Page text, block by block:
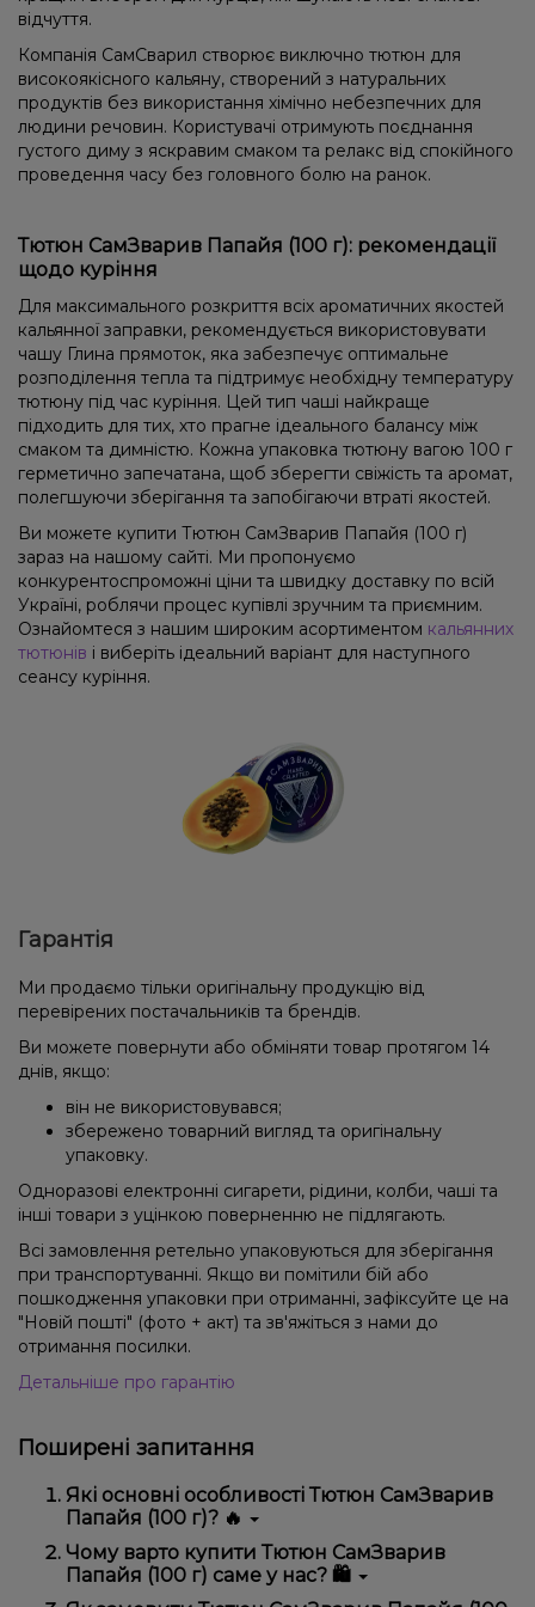
відчуття.
Компанія СамСварил створює виключно тютюн для
високоякісного кальяну, створений з натуральних
продуктів без використання хімічно небезпечних для
людини речовин. Користувачі отримують поєднання
густого диму з яскравим смаком та релакс від спокійного
проведення часу без головного болю на ранок.
Тютюн СамЗварив Папайя (100 г): рекомендації
щодо куріння
Для максимального розкриття всіх ароматичних якостей
кальянної заправки, рекомендується використовувати
чашу Глина прямоток, яка забезпечує оптимальне
розподілення тепла та підтримує необхідну температуру
тютюну під час куріння. Цей тип чаші найкраще
підходить для тих, хто прагне ідеального балансу між
смаком та димністю. Кожна упаковка тютюну вагою 100 г
герметично запечатана, щоб зберегти свіжість та аромат,
полегшуючи зберігання та запобігаючи втраті якостей.
Ви можете купити Тютюн СамЗварив Папайя (100 г)
зараз на нашому сайті. Ми пропонуємо
конкурентоспроможні ціни та швидку доставку по всій
Україні, роблячи процес купівлі зручним та приємним.
Ознайомтеся з нашим широким асортиментом кальянних
тютюнів і виберіть ідеальний варіант для наступного
сеансу куріння.
Гарантія
Ми продаємо тільки оригінальну продукцію від
перевірених постачальників та брендів.
Ви можете повернути або обміняти товар протягом 14
днів, якщо:
він не використовувався;
збережено товарний вигляд та оригінальну
упаковку.
Одноразові електронні сигарети, рідини, колби, чаші та
інші товари з уцінкою поверненню не підлягають.
Всі замовлення ретельно упаковуються для зберігання
при транспортуванні. Якщо ви помітили бій або
пошкодження упаковки при отриманні, зафіксуйте це на
"Новій пошті" (фото + акт) та зв'яжіться з нами до
отримання посилки.
Детальніше про гарантію
Поширені запитання
Які основні особливості Тютюн СамЗварив
Папайя (100 г)? 🔥
Тютюн СамЗварив Папайя (100 г) відрізняється
високою якістю, зручністю використання та
надійністю.
Чому варто купити Тютюн СамЗварив
Папайя (100 г) саме у нас? 🛍️